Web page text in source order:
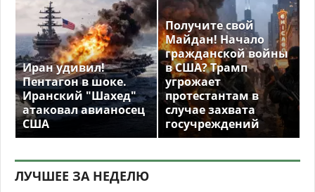
Иран удивил!
Пентагон в шоке.
Иранский "Шахед"
атаковал авианосец
США
Получите свой
Майдан! Начало
гражданской войны
в США? Трамп
угрожает
протестантам в
случае захвата
госучреждений
ЛУЧШЕЕ ЗА НЕДЕЛЮ